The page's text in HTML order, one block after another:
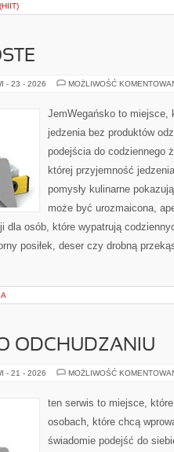
- 23 - 2026 MOŻLIWOŚĆ
JemWegańsko to miejsce,
jedzenia bez produktów
podejścia do codziennego
której przyjemność
pomysły kulinarne
może być urozmaicona,
dla osób, które wypatrują
posiłek, deser czy drobną
ODCHUDZANIU
- 21 - 2026 MOŻLIWOŚĆ
ten serwis to miejsce,
osobach, które chcą
świadomie podejść do